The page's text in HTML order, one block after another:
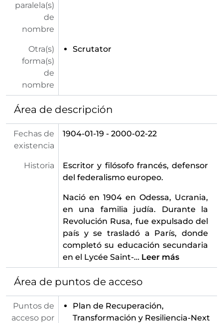
paralela(s)
de
nombre
Otra(s)
forma(s)
de
nombre
Scrutator
Área de descripción
Fechas de
existencia
1904-01-19 - 2000-02-22
Historia
Escritor y filósofo francés, defensor
del federalismo europeo.
Nació en 1904 en Odessa, Ucrania,
en una familia judía. Durante la
Revolución Rusa, fue expulsado del
país y se trasladó a París, donde
completó su educación secundaria
en el Lycée Saint-… Leer más
Área de puntos de acceso
Puntos de
acceso por
Plan de Recuperación,
Transformación y Resiliencia-Next